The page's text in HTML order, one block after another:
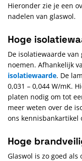
Hieronder zie je een
nadelen van glaswol.
Hoge
De isolatiewaarde
noemen. Afhankelijk
isolatiewaarde. De
0,031 – 0,044 W/mK.
platen nodig om tot
meer weten over de
ons kennisbankartikel
Hoge
Glaswol is zo goed